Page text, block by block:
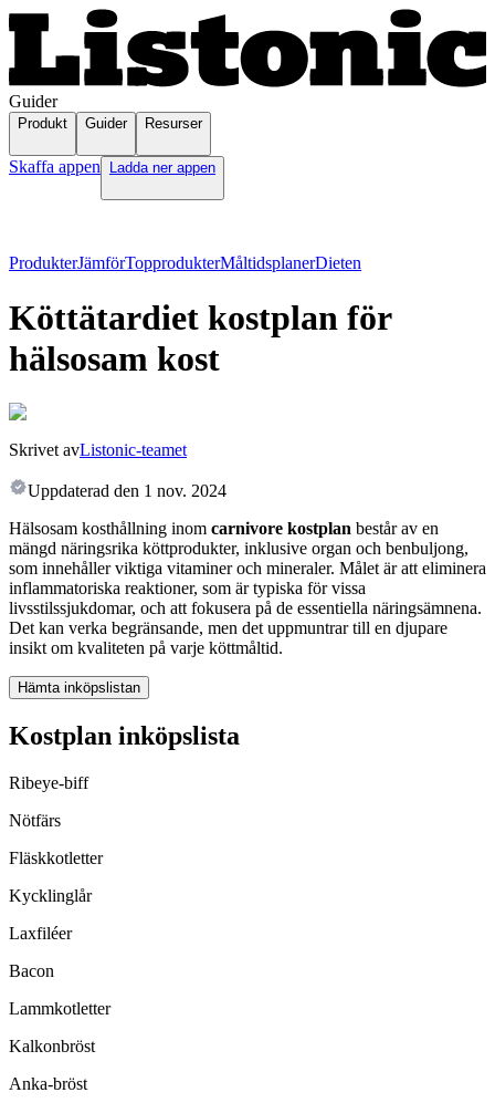
Guider
Produkt Guider Resurser
Skaffa appen Ladda ner appen
ProdukterJämförTopprodukterMåltidsplanerDieten
Köttätardiet kostplan för
hälsosam kost
Skrivet avListonic-teamet
Uppdaterad den 1 nov. 2024
Hälsosam kosthållning inom carnivore kostplan består av en
mängd näringsrika köttprodukter, inklusive organ och benbuljong,
som innehåller viktiga vitaminer och mineraler. Målet är att eliminera
inflammatoriska reaktioner, som är typiska för vissa
livsstilssjukdomar, och att fokusera på de essentiella näringsämnena.
Det kan verka begränsande, men det uppmuntrar till en djupare
insikt om kvaliteten på varje köttmåltid.
Hämta inköpslistan
Kostplan inköpslista
Ribeye-biff
Nötfärs
Fläskkotletter
Kycklinglår
Laxfiléer
Bacon
Lammkotletter
Kalkonbröst
Anka-bröst